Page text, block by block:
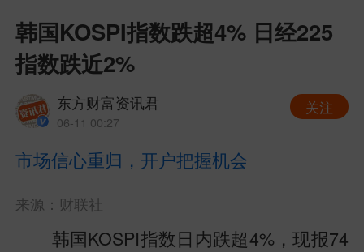
韩国KOSPI指数跌超4% 日经225
指数跌近2%
东方财富资讯君
06-11 00:27
关注
市场信心重归，开户把握机会
来源：财联社
韩国KOSPI指数日内跌超4%，现报74